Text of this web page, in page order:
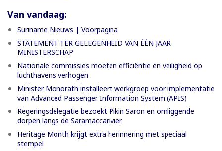
Van vandaag:
Suriname Nieuws | Voorpagina
STATEMENT TER GELEGENHEID VAN ÉÉN JAAR
MINISTERSCHAP
Nationale commissies moeten efficiëntie en veiligheid op
luchthavens verhogen
Minister Monorath installeert werkgroep voor implementatie
van Advanced Passenger Information System (APIS)
Regeringsdelegatie bezoekt Pikin Saron en omliggende
dorpen langs de Saramaccarivier
Heritage Month krijgt extra herinnering met speciaal
stempel